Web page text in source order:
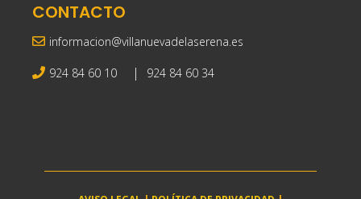
CONTACTO
informacion@villanuevadelaserena.es
924 84 60 10 | 924 84 60 34